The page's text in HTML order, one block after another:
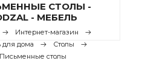
СТОЛЫ -
- МЕБЕЛЬ
Интернет-магазин
для дома
Столы
Письменные столы